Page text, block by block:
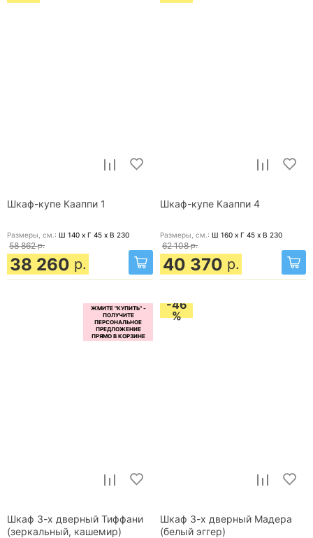
Шкаф-купе Кааппи 1
Размеры, cм.: Ш 140 x Г 45 x В 230
58 862 р.
38 260 р.
Шкаф-купе Кааппи 4
Размеры, cм.: Ш 160 x Г 45 x В 230
62 108 р.
40 370 р.
Шкаф 3-х дверный Тиффани
(зеркальный, кашемир)
-46
%
Шкаф 3-х дверный Мадера
(белый эггер)